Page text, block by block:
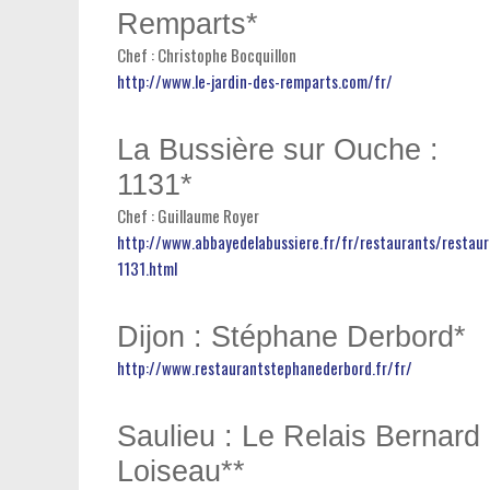
Remparts*
Chef : Christophe Bocquillon
http://www.le-jardin-des-remparts.com/fr/
La Bussière sur Ouche :
1131*
Chef : Guillaume Royer
http://www.abbayedelabussiere.fr/fr/restaurants/
1131.html
Dijon : Stéphane Derbord*
http://www.restaurantstephanederbord.fr/fr/
Saulieu : Le Relais Bernard
Loiseau**